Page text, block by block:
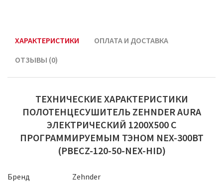
ХАРАКТЕРИСТИКИ
ОПЛАТА И ДОСТАВКА
ОТЗЫВЫ (0)
ТЕХНИЧЕСКИЕ ХАРАКТЕРИСТИКИ
ПОЛОТЕНЦЕСУШИТЕЛЬ ZEHNDER AURA
ЭЛЕКТРИЧЕСКИЙ 1200Х500 С
ПРОГРАММИРУЕМЫМ ТЭНОМ NEX-300ВТ
(PBECZ-120-50-NEX-HID)
Бренд Zehnder